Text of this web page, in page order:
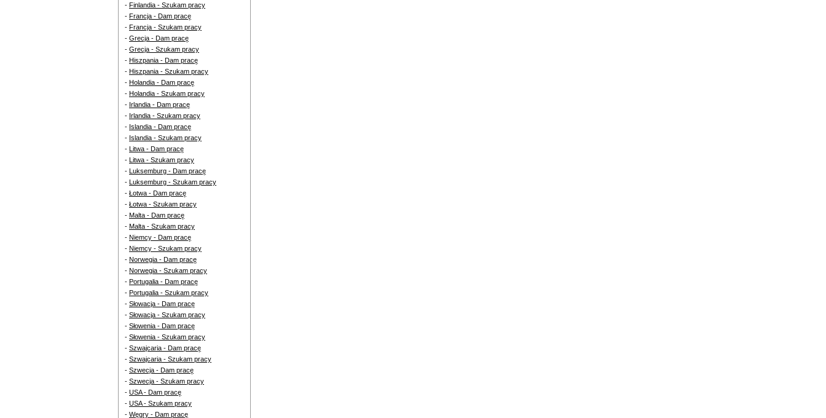
- Finlandia - Szukam pracy
- Francja - Dam pracę
- Francja - Szukam pracy
- Grecja - Dam pracę
- Grecja - Szukam pracy
- Hiszpania - Dam pracę
- Hiszpania - Szukam pracy
- Holandia - Dam pracę
- Holandia - Szukam pracy
- Irlandia - Dam pracę
- Irlandia - Szukam pracy
- Islandia - Dam pracę
- Islandia - Szukam pracy
- Litwa - Dam pracę
- Litwa - Szukam pracy
- Luksemburg - Dam pracę
- Luksemburg - Szukam pracy
- Łotwa - Dam pracę
- Łotwa - Szukam pracy
- Malta - Dam pracę
- Malta - Szukam pracy
- Niemcy - Dam pracę
- Niemcy - Szukam pracy
- Norwegia - Dam pracę
- Norwegia - Szukam pracy
- Portugalia - Dam pracę
- Portugalia - Szukam pracy
- Słowacja - Dam pracę
- Słowacja - Szukam pracy
- Słowenia - Dam pracę
- Słowenia - Szukam pracy
- Szwajcaria - Dam pracę
- Szwajcaria - Szukam pracy
- Szwecja - Dam pracę
- Szwecja - Szukam pracy
- USA - Dam pracę
- USA - Szukam pracy
- Węgry - Dam pracę